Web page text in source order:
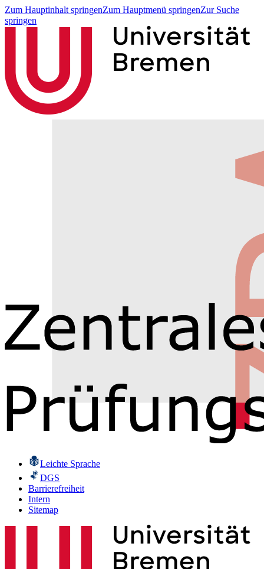
Zum Hauptinhalt springenZum Hauptmenü springenZur Suche
springen
Leichte Sprache
DGS
Barrierefreiheit
Intern
Sitemap